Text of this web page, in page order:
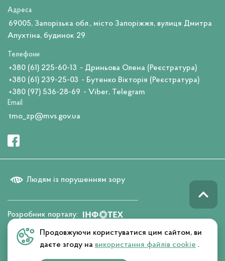
Продовжуючи користуватися цим сайтом, ви
даєте згоду на використання файлів cookie .
Адреса
69005, Запорізька обл., місто Запоріжжя, вулиця Дмитра
Апухтіна, будинок 29
Телефони
+380 (61) 225-60-13 - Дриньова Олена (Реєстратура)
+380 (61) 239-25-03 - Бутенко Вікторія (Реєстратура)
+380 (97) 536-28-69 - Viber, Telegram
Email
tmo_zp@mvs.gov.ua
Людям із порушенням зору
Розробник порталу: